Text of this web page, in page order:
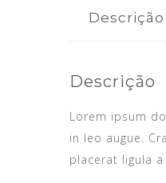
Descrição
Descrição
Lorem ipsum
in leo augue.
placerat ligula